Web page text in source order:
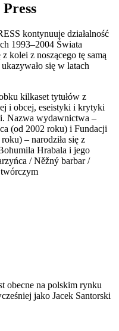
kontynuuje działalność
1993–2004 Świata
kolei z noszącego tę samą
się w latach
kilkaset tytułów z
i obcej, eseistyki i krytyki
Nazwa wydawnictwa –
(od 2002 roku) i Fundacji
– narodziła się z
Hrabala i jego
/ Něžný barbar /
obecne na polskim rynku
jako Jacek Santorski